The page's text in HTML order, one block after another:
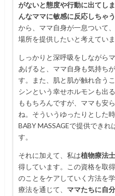
がないと態度や行動に出てし
んなママに敏感に反応しちゃう
から、ママ自身が一息ついて
場所を提供したいと考えていま
しっかりと深呼吸をしながら
あげると、ママ自身も気持ち
す。また、肌と肌が触れ合う
シンという幸せホルモンも出
ももちろんですが、ママも安
ね。 そういうゆったりとした
BABY MASSAGEで提供できれ
す。
それに加えて、私は植物療法士
得しています。この資格を取
のことをケアしていく方法を
療法を通じて、 ママたちに自